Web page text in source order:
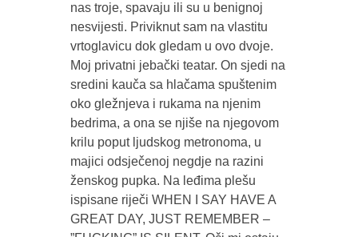
nas troje, spavaju ili su u benignoj
nesvijesti. Priviknut sam na vlastitu
vrtoglavicu dok gledam u ovo dvoje.
Moj privatni jebački teatar. On sjedi na
sredini kauča sa hlačama spuštenim
oko gležnjeva i rukama na njenim
bedrima, a ona se njiše na njegovom
krilu poput ljudskog metronoma, u
majici odsječenoj negdje na razini
ženskog pupka. Na leđima plešu
ispisane riječi WHEN I SAY HAVE A
GREAT DAY, JUST REMEMBER –